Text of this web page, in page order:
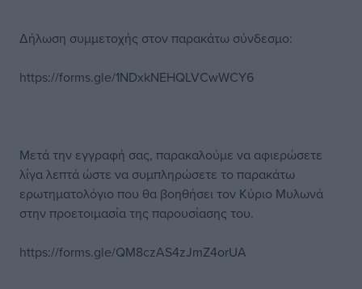
Δήλωση συμμετοχής στον παρακάτω σύνδεσμο:
https://forms.gle/1NDxkNEHQLVCwWCY6
Μετά την εγγραφή σας, παρακαλούμε να αφιερώσετε
λίγα λεπτά ώστε να συμπληρώσετε το παρακάτω
ερωτηματολόγιο που θα βοηθήσει τον Κύριο Μυλωνά
στην προετοιμασία της παρουσίασης του.
https://forms.gle/QM8czAS4zJmZ4orUA